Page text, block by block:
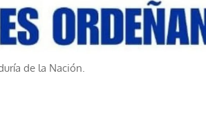
de la Nación.